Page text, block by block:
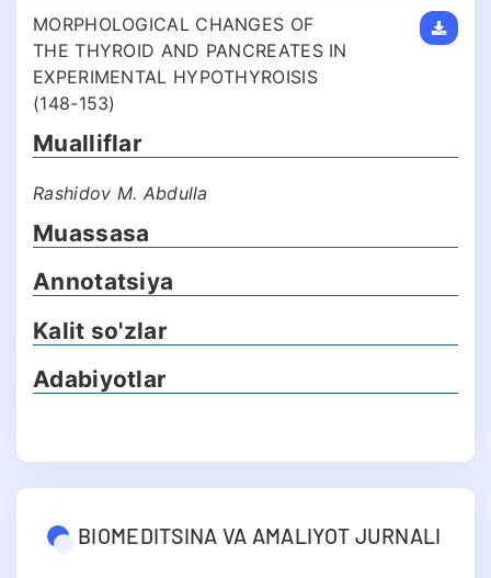
MORPHOLOGICAL CHANGES OF
THE THYROID AND PANCREATES IN
EXPERIMENTAL HYPOTHYROISIS
(148-153)
Mualliflar
Rashidov M. Abdulla
Muassasa
Annotatsiya
Kalit so'zlar
Adabiyotlar
BIOMEDITSINA VA AMALIYOT JURNALI